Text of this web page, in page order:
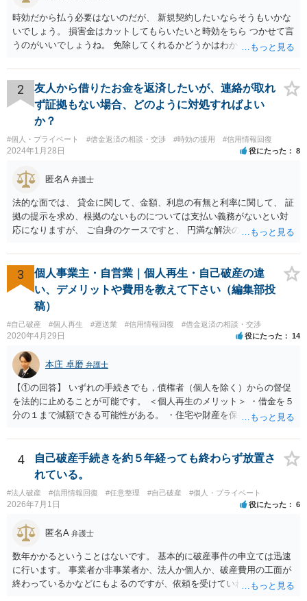
時効だから払う必要はないのだが、 新規契約したいならそうもいかな
いでしょう。 損害金はカットしてもらいたいと時効をちら つかせて言
うのがいいでしょうね。 免除してくれるかどうかはわかりませんが。
2
友人から借りたお金を返済したいが、連絡が取れ
ず証拠もない場合、どのように対処すればよい
か？
#個人・プライベート #借金返済の相談・交渉 #時効の援用 #信用情報回復
2024年1月28日 役にたった 8
匿名A 弁護士
法的な面では、 貸金に関して、金額、利息の有無と利率に関して、 証
拠の提示を求め、根拠のないものについては支払い義務がないとい対
応になりますが、 ご自身のケースですと、 円満な解決のため、一定程
けではありません）。 何某かの主張をされた場合、あらためて弁護士
に相談されるという形でよいかと思います。
3
個人事業主・自営業｜個人再生・自己破産の違
い、デメリットや費用を教えて下さい（編集部投
稿）
#自己破産 #個人再生 #運送業 #信用情報回復 #借金返済の相談・交渉
2020年4月29日 役にたった 14
本庄 卓磨 弁護士
【①の回答】 いずれの手続きでも，債権者（個人を除く）からの督促
を法的に止めることが可能です。 ＜個人再生のメリット＞ ・借金を５
分の１まで減額できる可能性がある。 ・住宅や財産を保持できる（た
理的抵抗が小さい（個人差あり）。 ＜自己破産のメリット＞ ・税金等
の滞納分を除き，借金を返済する必要がなくなる。 【②の回答】 ・個
人再生・破産ともに，信用情報に事故情報（いわゆるブラックリス
ト）として登録されますので，５年～１０年ほどは新たに借金をする
ことはできません。また，住宅や店舗を借りる際，保証会社の審査も
通らなくなるため，保証人を立てて契約する必要がある場合がありま
す。 ・ご家族名義の財産を処分する必要はありません。 ・個人再生・
破産ともに，返済が困難な状況に陥っている以上，事業継続は難しい
場合が多いです。もっとも，手続き終了後，新たに事業を行うことは
できます。 ・個人再生・破産ともに，裁判所で手続きを進める際に官
報に掲載されます。そのため，第三者に知られる可能性はゼロではあ
りませんが，官報をチェックしている人はほとんどいないと思われる
4
自己破産手続きを約５年経っても終わらず放置さ
れている。
#法人破産 #信用情報回復 #任意整理 #自己破産 #個人・プライベート
2026年7月1日 役にたった 6
匿名A 弁護士
数年かかるということはないです。 基本的に破産事件の申立ては迅速
に行います。 事業者か非事業者か、法人か個人か、破産費用の工面が
終わっているかなどにもよるのですが、依頼を受けていれば責任が発